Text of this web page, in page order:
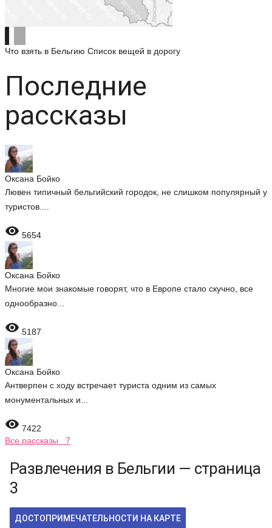
Что взять в Бельгию Список вещей в дорогу
Последние
рассказы
Оксана Бойко
Лювен типичный бельгийский городок, не слишком популярный у
туристов....
 5654
Оксана Бойко
Многие мои знакомые говорят, что в Европе стало скучно, все
однообразно...
 5187
Оксана Бойко
Антверпен с ходу встречает туриста одним из самых
монументальных и...
 7422
Все рассказы 7
Развлечения в Бельгии — страница
3
ДОСТОПРИМЕЧАТЕЛЬНОСТИ НА КАРТЕ